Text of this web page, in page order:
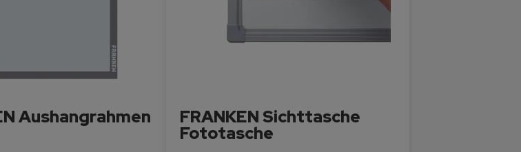
Aushangrahmen FRANKEN Sichttasche
Fototasche